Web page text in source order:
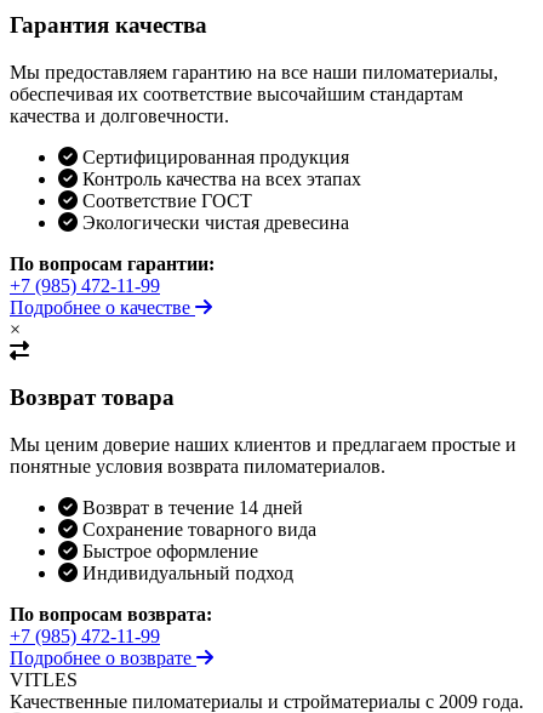
Гарантия качества
Мы предоставляем гарантию на все наши пиломатериалы,
обеспечивая их соответствие высочайшим стандартам
качества и долговечности.
Сертифицированная продукция
Контроль качества на всех этапах
Соответствие ГОСТ
Экологически чистая древесина
По вопросам гарантии:
+7 (985) 472-11-99
Подробнее о качестве
×
Возврат товара
Мы ценим доверие наших клиентов и предлагаем простые и
понятные условия возврата пиломатериалов.
Возврат в течение 14 дней
Сохранение товарного вида
Быстрое оформление
Индивидуальный подход
По вопросам возврата:
+7 (985) 472-11-99
Подробнее о возврате
VITLES
Качественные пиломатериалы и стройматериалы с 2009 года.